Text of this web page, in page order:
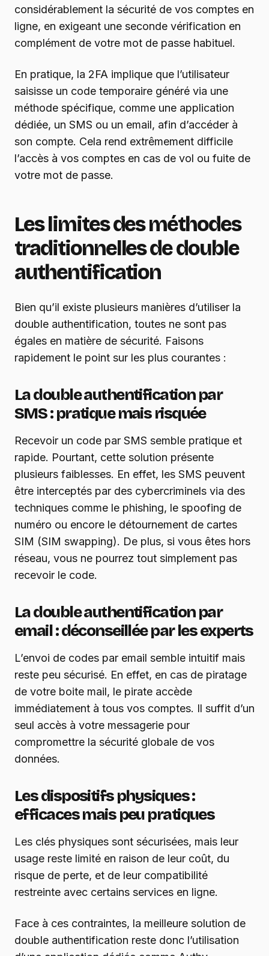
considérablement la sécurité de vos comptes en
ligne, en exigeant une seconde vérification en
complément de votre mot de passe habituel.
En pratique, la 2FA implique que l’utilisateur
saisisse un code temporaire généré via une
méthode spécifique, comme une application
dédiée, un SMS ou un email, afin d’accéder à
son compte. Cela rend extrêmement difficile
l’accès à vos comptes en cas de vol ou fuite de
votre mot de passe.
Les limites des méthodes
traditionnelles de double
authentification
Bien qu’il existe plusieurs manières d’utiliser la
double authentification, toutes ne sont pas
égales en matière de sécurité. Faisons
rapidement le point sur les plus courantes :
La double authentification par
SMS : pratique mais risquée
Recevoir un code par SMS semble pratique et
rapide. Pourtant, cette solution présente
plusieurs faiblesses. En effet, les SMS peuvent
être interceptés par des cybercriminels via des
techniques comme le phishing, le spoofing de
numéro ou encore le détournement de cartes
SIM (SIM swapping). De plus, si vous êtes hors
réseau, vous ne pourrez tout simplement pas
recevoir le code.
La double authentification par
email : déconseillée par les experts
L’envoi de codes par email semble intuitif mais
reste peu sécurisé. En effet, en cas de piratage
de votre boite mail, le pirate accède
immédiatement à tous vos comptes. Il suffit d’un
seul accès à votre messagerie pour
compromettre la sécurité globale de vos
données.
Les dispositifs physiques :
efficaces mais peu pratiques
Les clés physiques sont sécurisées, mais leur
usage reste limité en raison de leur coût, du
risque de perte, et de leur compatibilité
restreinte avec certains services en ligne.
Face à ces contraintes, la meilleure solution de
double authentification reste donc l’utilisation